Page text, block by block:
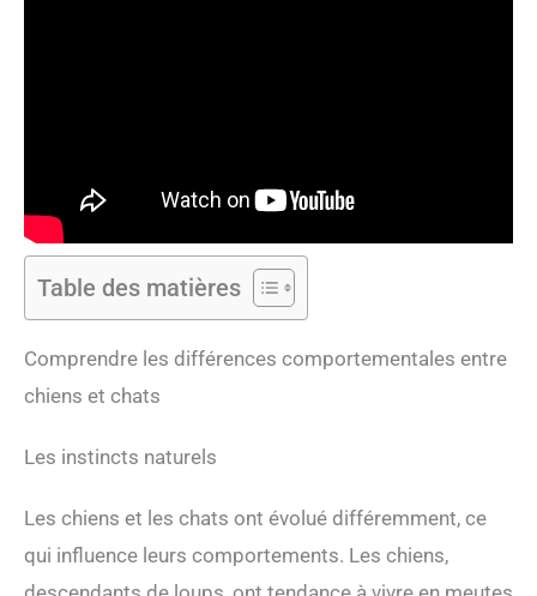
Table des matières
Comprendre les différences comportementales entre
chiens et chats
Les instincts naturels
Les chiens et les chats ont évolué différemment, ce
qui influence leurs comportements. Les chiens,